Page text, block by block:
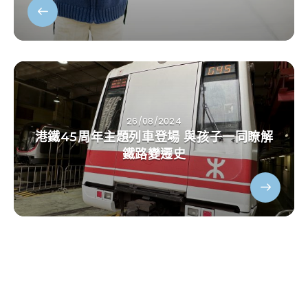
26/08/2024
港鐵45周年主題列車登場 與孩子一同瞭解
鐵路變遷史